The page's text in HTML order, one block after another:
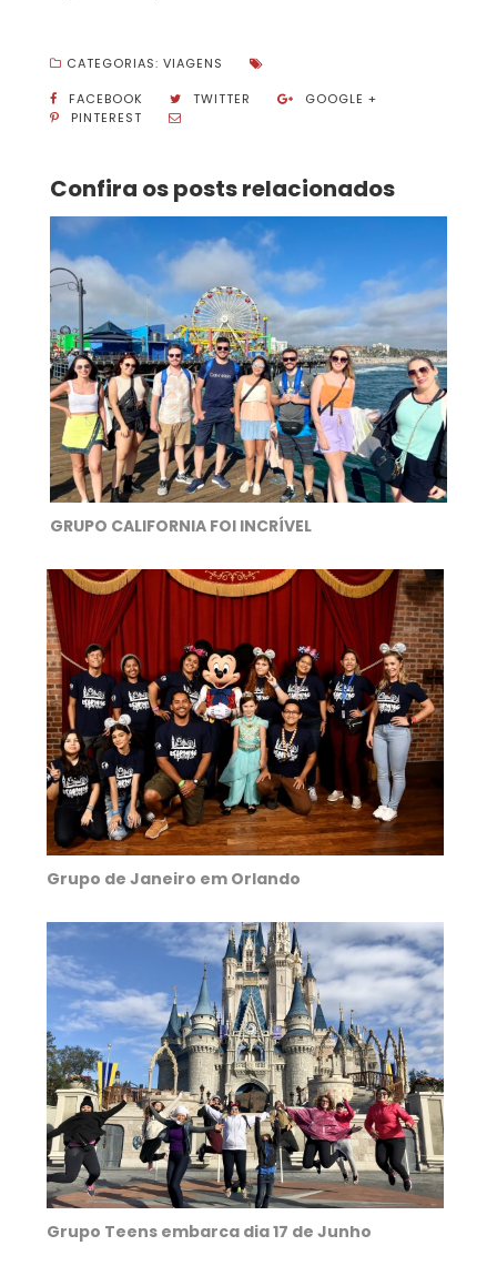
CATEGORIAS: VIAGENS
FACEBOOK
TWITTER
GOOGLE +
PINTEREST
Confira os posts relacionados
GRUPO CALIFORNIA FOI INCRÍVEL
Grupo de Janeiro em Orlando
Grupo Teens embarca dia 17 de Junho